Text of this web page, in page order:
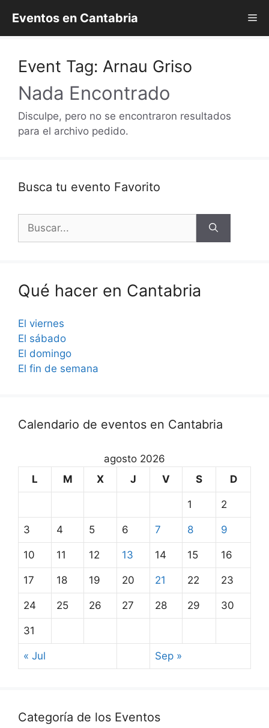
contenido
Eventos en Cantabria
Event Tag: Arnau Griso
Nada Encontrado
Disculpe, pero no se encontraron resultados
para el archivo pedido.
Busca tu evento Favorito
Buscar:
Qué hacer en Cantabria
El viernes
El sábado
El domingo
El fin de semana
Calendario de eventos en Cantabria
agosto 2026
L
M X J V S D
1 2
3 4 5 6 7 8 9
10 11 12 13 14 15 16
17 18 19 20 21 22 23
24 25 26 27 28 29 30
31
« Jul Sep »
Categoría de los Eventos